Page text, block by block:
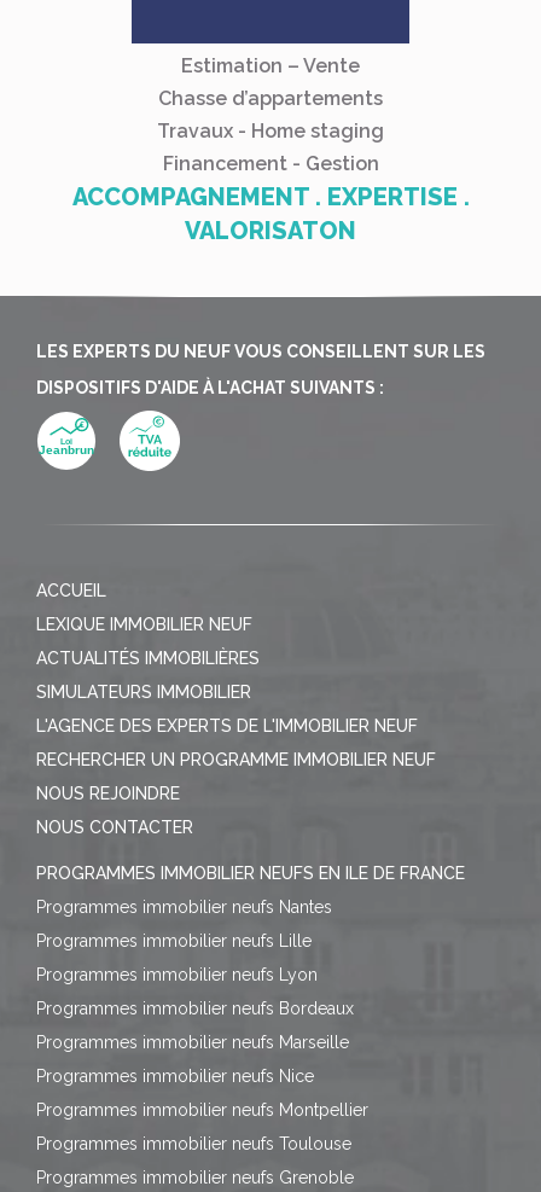
Estimation – Vente
Chasse d’appartements
Travaux - Home staging
Financement - Gestion
ACCOMPAGNEMENT . EXPERTISE .
VALORISATON
LES EXPERTS DU NEUF VOUS CONSEILLENT SUR LES
DISPOSITIFS D'AIDE À L'ACHAT SUIVANTS :
ACCUEIL
LEXIQUE IMMOBILIER NEUF
ACTUALITÉS IMMOBILIÈRES
SIMULATEURS IMMOBILIER
L'AGENCE DES EXPERTS DE L'IMMOBILIER NEUF
RECHERCHER UN PROGRAMME IMMOBILIER NEUF
NOUS REJOINDRE
NOUS CONTACTER
PROGRAMMES IMMOBILIER NEUFS EN ILE DE FRANCE
Programmes immobilier neufs Nantes
Programmes immobilier neufs Lille
Programmes immobilier neufs Lyon
Programmes immobilier neufs Bordeaux
Programmes immobilier neufs Marseille
Programmes immobilier neufs Nice
Programmes immobilier neufs Montpellier
Programmes immobilier neufs Toulouse
Programmes immobilier neufs Grenoble